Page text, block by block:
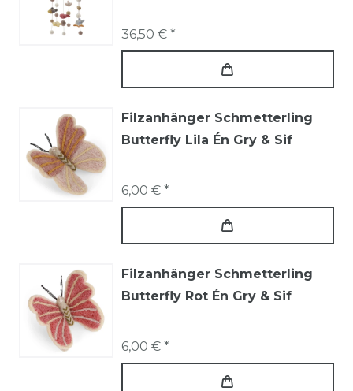
36,50 € *
Filzanhänger Schmetterling
Butterfly Lila Én Gry & Sif
6,00 € *
Filzanhänger Schmetterling
Butterfly Rot Én Gry & Sif
6,00 € *